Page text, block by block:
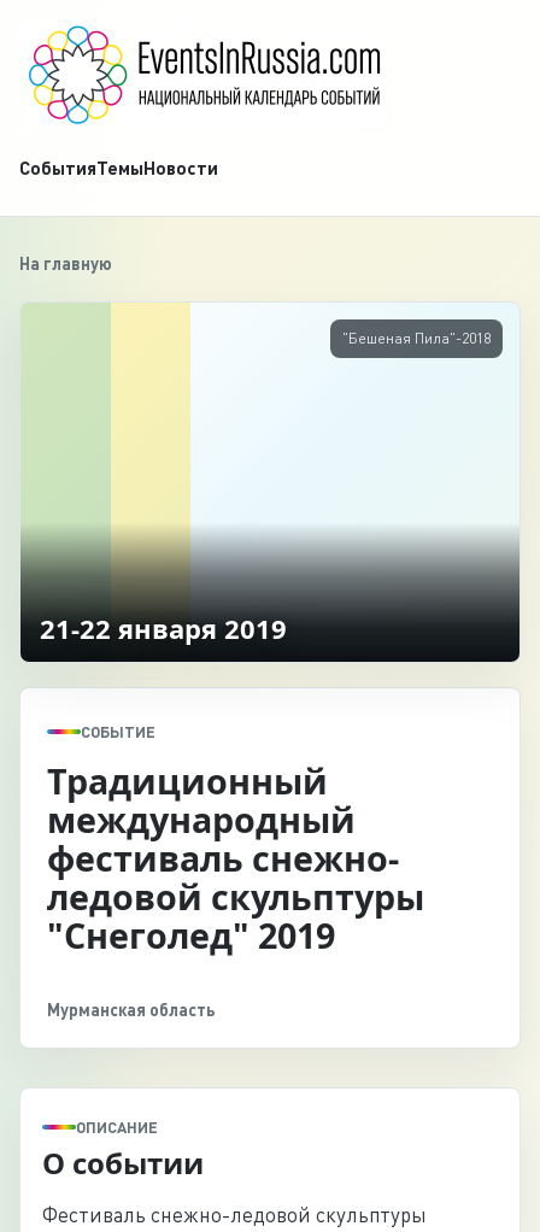
СобытияТемыНовости
На главную
‹
21-22 января 2019
"Бешеная Пила"-2018
СОБЫТИЕ
Традиционный
международный
фестиваль снежно-
ледовой скульптуры
"Снеголед" 2019
Мурманская область
ОПИСАНИЕ
О событии
Фестиваль снежно-ледовой скульптуры